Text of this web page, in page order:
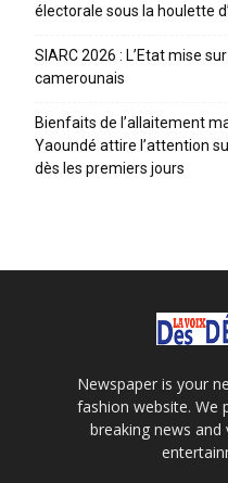
électorale sous la houlette
SIARC 2026 : L’Etat mise
camerounais
Bienfaits de l’allaitement
Yaoundé attire l’attention
dès les premiers jours
Newspaper is your
fashion website. We
breaking news